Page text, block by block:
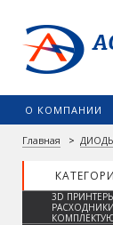
О КОМПАНИИ
Главная >
3D